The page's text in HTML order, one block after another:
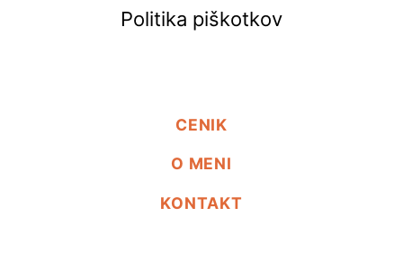
Politika piškotkov
CENIK
O MENI
KONTAKT